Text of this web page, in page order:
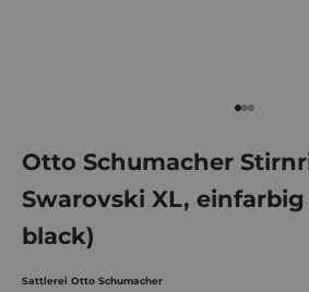
Gehe zu
Gehe zu
Gehe
Otto Schumacher
Swarovski XL,
black)
Sattlerei Otto Schumacher